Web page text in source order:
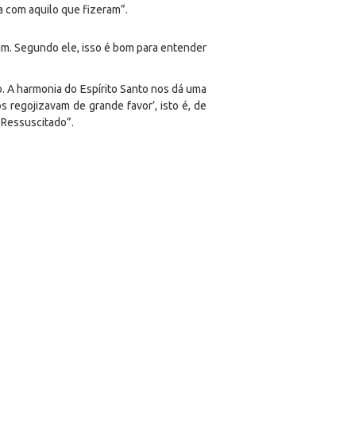
com aquilo que fizeram”.
Segundo ele, isso é bom para entender
harmonia do Espírito Santo nos dá uma
regojizavam de grande favor’, isto é, de